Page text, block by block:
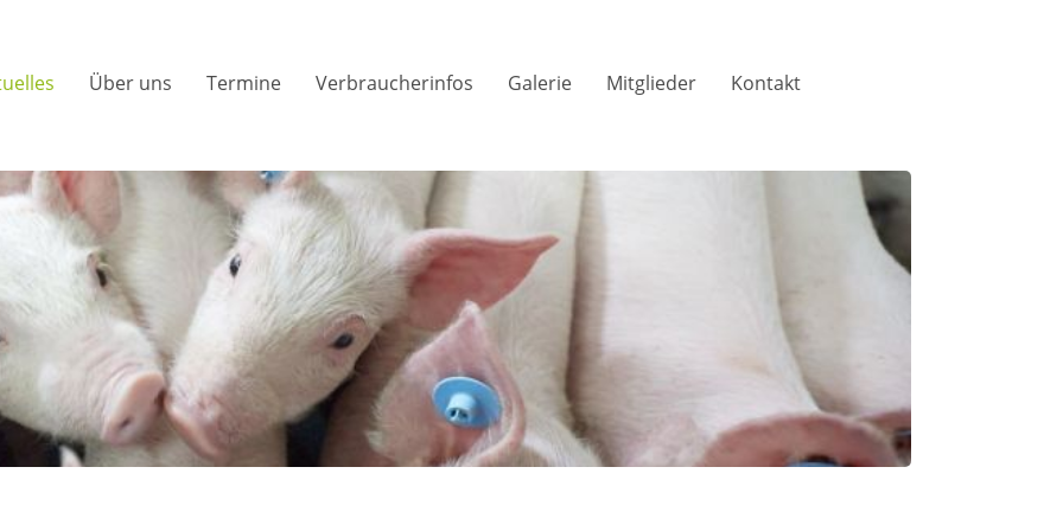
Über uns Termine Verbraucherinfos Galerie Mitglieder Kontakt